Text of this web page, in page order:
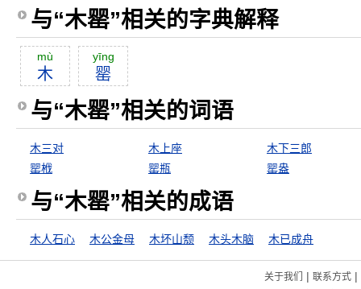
与“木罂”相关的字典解释
mù
木
yīng
罂
与“木罂”相关的词语
木三对 木上座
木下三郎
罂栰
罂瓶 罂盎
与“木罂”相关的成语
木人石心 木公金母 木坏山颓 木头木脑 木已成舟
关于我们 | 联系方式|